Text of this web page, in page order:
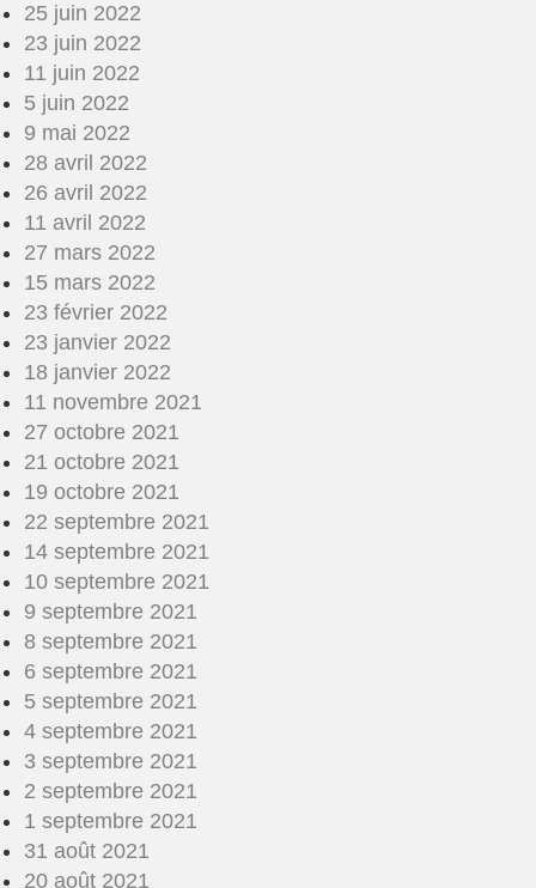
25 juin 2022
23 juin 2022
11 juin 2022
5 juin 2022
9 mai 2022
28 avril 2022
26 avril 2022
11 avril 2022
27 mars 2022
15 mars 2022
23 février 2022
23 janvier 2022
18 janvier 2022
11 novembre 2021
27 octobre 2021
21 octobre 2021
19 octobre 2021
22 septembre 2021
14 septembre 2021
10 septembre 2021
9 septembre 2021
8 septembre 2021
6 septembre 2021
5 septembre 2021
4 septembre 2021
3 septembre 2021
2 septembre 2021
1 septembre 2021
31 août 2021
20 août 2021